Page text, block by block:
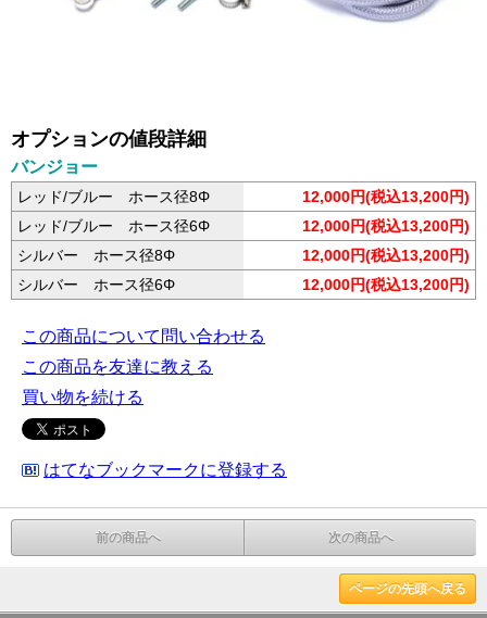
オプションの値段詳細
バンジョー
レッド/ブルー ホース径8Φ
12,000円(税込13,200円)
レッド/ブルー ホース径6Φ
12,000円(税込13,200円)
シルバー ホース径8Φ
12,000円(税込13,200円)
シルバー ホース径6Φ
12,000円(税込13,200円)
この商品について問い合わせる
この商品を友達に教える
買い物を続ける
はてなブックマークに登録する
前の商品へ 次の商品へ
ページの先頭へ戻る